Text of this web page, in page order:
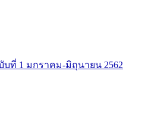
บที่ 1 มกราคม-มิถุนายน 2562